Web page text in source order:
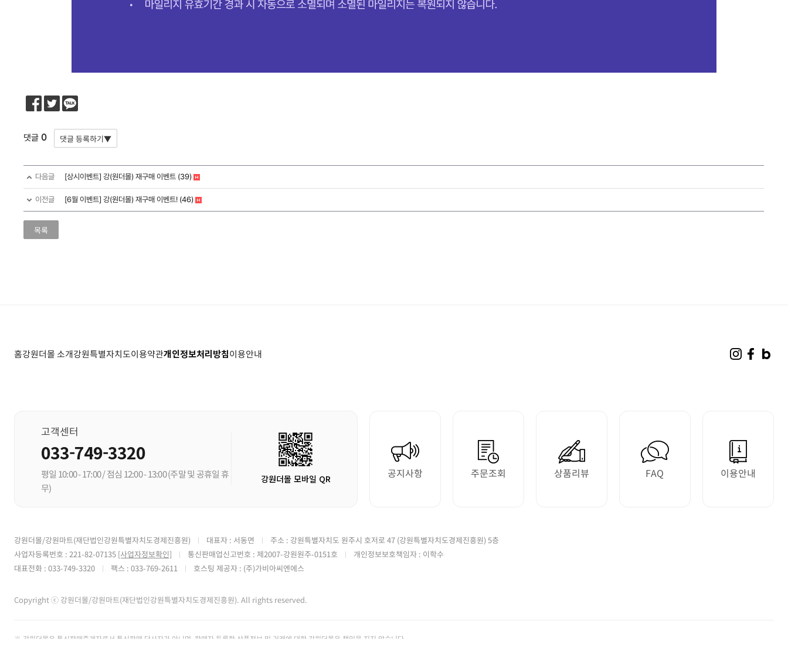
댓글 0
다음글 [상시이벤트] 강(원더몰) 재구매 이벤트 (39)
이전글 [6월 이벤트] 강(원더몰) 재구매 이벤트! (46)
목록
홈강원더몰 소개강원특별자치도이용약관개인정보처리방침이용안내
고객센터
033-749-3320
평일 10:00 - 17:00 / 점심 12:00 - 13:00(주말 및 공휴일 휴
무)
강원더몰 모바일 QR 공지사항 주문조회 상품리뷰 FAQ 이용안내
강원더몰/강원마트(재단법인강원특별자치도경제진흥원) 대표자 : 서동면
주소 : 강원특별자치도 원주시 호저로 47 (강원특별자치도경제진흥원) 5층
사업자등록번호 : 221-82-07135 [사업자정보확인] 통신판매업신고번호 : 제2007-강원원주-0151호
개인정보보호책임자 : 이학수
대표전화 : 033-749-3320
팩스 : 033-769-2611 호스팅 제공자 : (주)가비아씨엔에스
Copyright ⓒ 강원더몰/강원마트(재단법인강원특별자치도경제진흥원). All rights reserved.
※ 강원더몰은 통신판매중개자로서 통신판매 당사자가 아니며, 판매자 등록한 상품정보 및 거래에 대한 강원더몰은 책임을 지지 않습니다.